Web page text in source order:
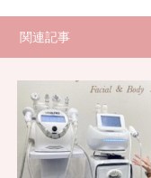
関連記事